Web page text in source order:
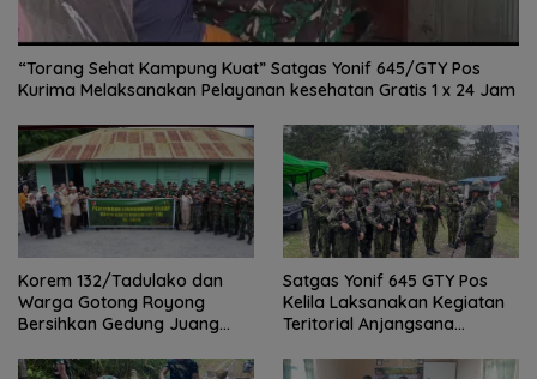
“Torang Sehat Kampung Kuat” Satgas Yonif 645/GTY Pos
Kurima Melaksanakan Pelayanan kesehatan Gratis 1 x 24 Jam
Korem 132/Tadulako dan
Warga Gotong Royong
Bersihkan Gedung Juang
Satgas Yonif 645 GTY Pos
Kelila Laksanakan Kegiatan
Teritorial Anjangsana
Lurah